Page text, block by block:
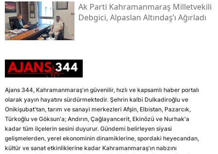
Ak Parti Kahramanmaraş Milletvekili
Debgici, Alpaslan Altındaş’ı Ağırladı
Ajans 344, Kahramanmaraş'ın güvenilir, hızlı ve kapsamlı haber portalı
olarak yayın hayatını sürdürmektedir. Şehrin kalbi Dulkadiroğlu ve
Onikişubat'tan, tarım ve sanayi merkezleri Afşin, Elbistan, Pazarcık,
Türkoğlu ve Göksun'a; Andırın, Çağlayancerit, Ekinözü ve Nurhak'a
kadar tüm ilçelerin sesini duyurur. Gündemi belirleyen siyasi
gelişmelerden, yerel ekonominin dinamiklerine, spordaki heyecandan,
kültür ve sanat etkinliklerine kadar Kahramanmaraş'ın nabzını